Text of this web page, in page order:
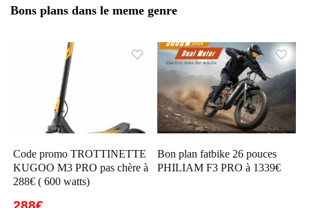
Bons plans dans le meme genre
Code promo TROTTINETTE
KUGOO M3 PRO pas chère à
288€ ( 600 watts)
Bon plan fatbike 26 pouces
PHILIAM F3 PRO à 1339€